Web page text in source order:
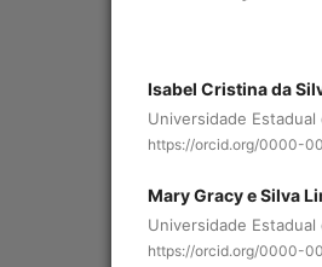
Isabel Cristina da
Universidade Estadual
https://orcid.org/0000-
Mary Gracy e Silva
Universidade Estadual
https://orcid.org/0000-